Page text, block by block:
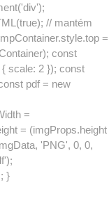
// mantém
=
const
scale: 2 }); const
pdf = new
=
= (imgProps.height
'PNG', 0, 0,
}